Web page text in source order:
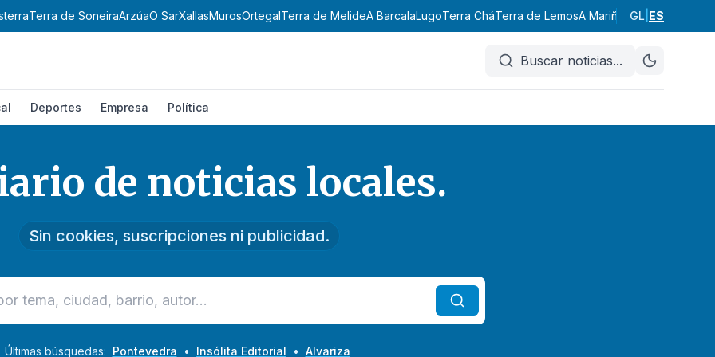
Terra de SoneiraArzúaO Sar XallasMurosOrtegalTerra de MelideA BarcalaLugoTerra CháTerra de LemosA Mariña Central A Mariña
GL ES
Buscar noticias...
Deportes Empresa Política
de noticias locales.
Sin cookies, suscripciones ni publicidad.
Últimas búsquedas: Pontevedra • Insólita Editorial • Alvariza